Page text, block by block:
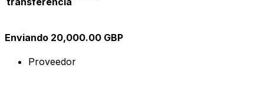
Enviando 20,000.00 GBP
Proveedor